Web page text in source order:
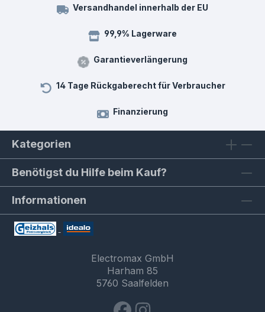
Versandhandel innerhalb der EU
99,9% Lagerware
Garantieverlängerung
14 Tage Rückgaberecht für Verbraucher
Finanzierung
Kategorien
Benötigst du Hilfe beim Kauf?
Informationen
Electromax GmbH
Harham 85
5760 Saalfelden